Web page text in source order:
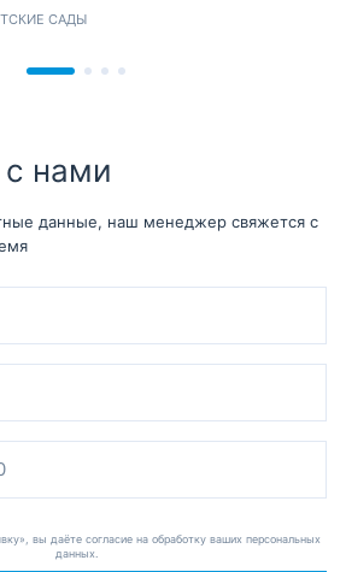
САДЫ
нами
данные, наш менеджер свяжется с
вы даёте согласие на обработку ваших персональных
данных.